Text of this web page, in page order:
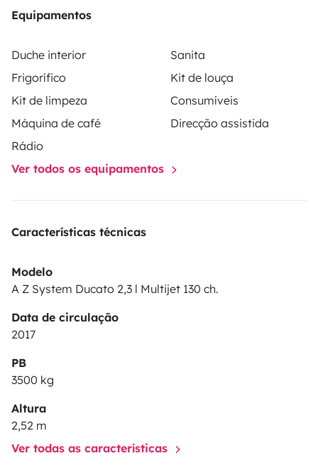
Equipamentos
Duche interior
Sanita
Frigorífico
Kit de louça
Kit de limpeza
Consumíveis
Máquina de café
Direcção assistida
Rádio
Ver todos os equipamentos
Características técnicas
Modelo
A Z System Ducato 2,3 l Multijet 130 ch.
Data de circulação
2017
PB
3500 kg
Altura
2,52 m
Ver todas as características